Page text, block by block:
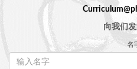
向我们
名